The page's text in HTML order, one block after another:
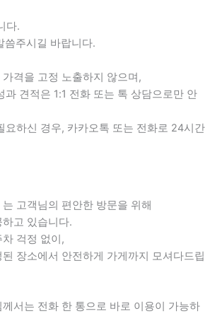
다.
씀주시길 바랍니다.
격을 고정 노출하지 않으며,
과 견적은 1:1 전화 또는 톡 상담으로만 안
요하신 경우, 카카오톡 또는 전화로 24시간
고객님의 편안한 방문을 위해
고 있습니다.
걱정 없이,
장소에서 안전하게 가게까지 모셔다드립
서는 전화 한 통으로 바로 이용이 가능하